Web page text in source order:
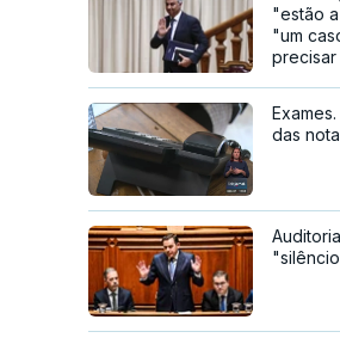
"estão
"um
precisar
das